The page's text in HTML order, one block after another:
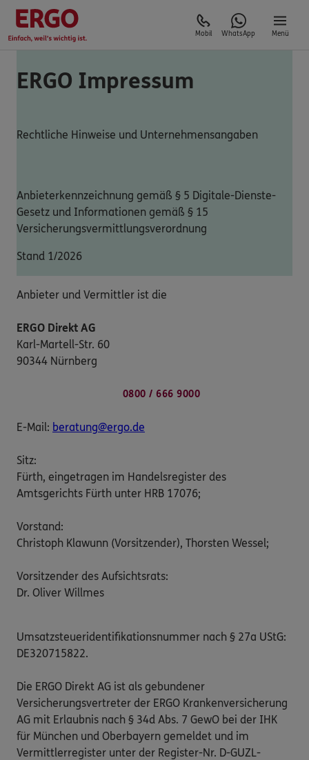
Mobil WhatsApp Menü
ERGO Impressum
Rechtliche Hinweise und Unternehmensangaben
Anbieterkennzeichnung gemäß § 5 Digitale-Dienste-
Gesetz und Informationen gemäß § 15
Versicherungsvermittlungsverordnung
Stand 1/2026
Anbieter und Vermittler ist die
ERGO Direkt AG
Karl-Martell-Str. 60
90344 Nürnberg
0800 / 666 9000
E-Mail: beratung@ergo.de
Sitz:
Fürth, eingetragen im Handelsregister des
Amtsgerichts Fürth unter HRB 17076;
Vorstand:
Christoph Klawunn (Vorsitzender), Thorsten Wessel;
Vorsitzender des Aufsichtsrats:
Dr. Oliver Willmes
Umsatzsteueridentifikationsnummer nach § 27a UStG:
DE320715822.
Die ERGO Direkt AG ist als gebundener
Versicherungsvertreter der ERGO Krankenversicherung
AG mit Erlaubnis nach § 34d Abs. 7 GewO bei der IHK
für München und Oberbayern gemeldet und im
Vermittlerregister unter der Register-Nr. D-GUZL-